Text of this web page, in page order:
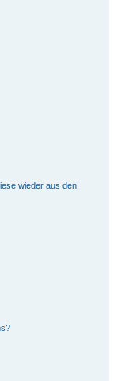
wieder aus den